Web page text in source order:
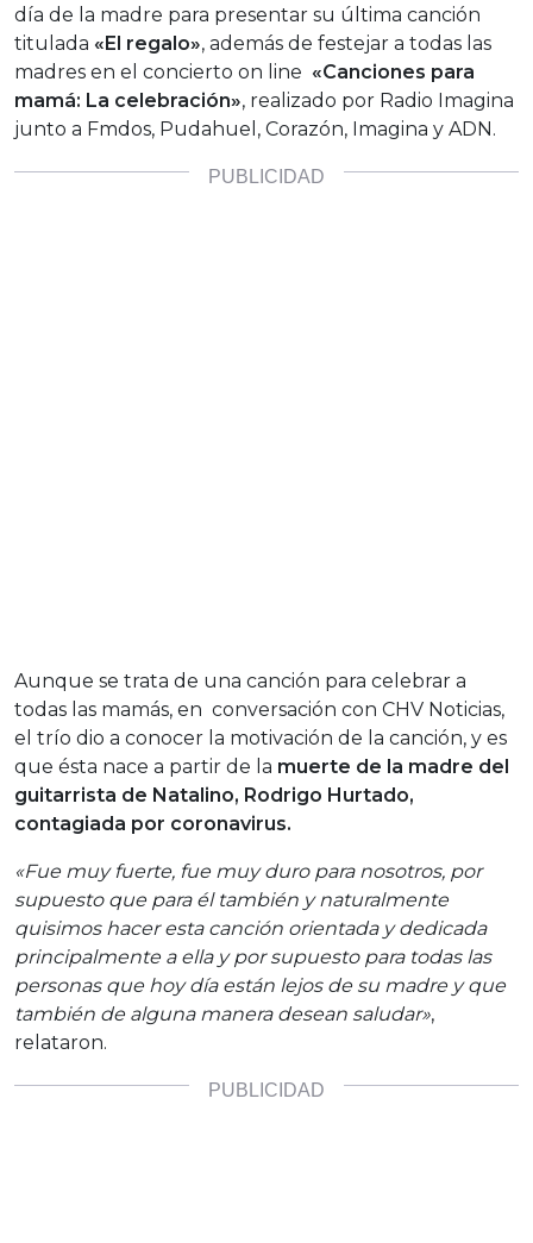
día de la madre para presentar su última canción
titulada «El regalo», además de festejar a todas las
madres en el concierto on line «Canciones para
mamá: La celebración», realizado por Radio Imagina
junto a Fmdos, Pudahuel, Corazón, Imagina y ADN.
Aunque se trata de una canción para celebrar a
todas las mamás, en conversación con CHV Noticias,
el trío dio a conocer la motivación de la canción, y es
que ésta nace a partir de la muerte de la madre del
guitarrista de Natalino, Rodrigo Hurtado,
contagiada por coronavirus.
«Fue muy fuerte, fue muy duro para nosotros, por
supuesto que para él también y naturalmente
quisimos hacer esta canción orientada y dedicada
principalmente a ella y por supuesto para todas las
personas que hoy día están lejos de su madre y que
también de alguna manera desean saludar»,
relataron.